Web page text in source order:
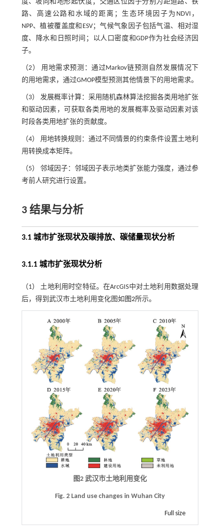
度、坡向和地形起伏度；交通区位因子分别为距道路、铁
路、高速公路和水域的距离；生态环境因子为NDVI，
NPP、植被覆盖度和ESV；气候气象因子包括气温、相对湿
度、降水和日照时间；以人口密度和GDP作为社会经济因
子。
（2） 用地需求预测：通过Markov链预测自然发展情况下
的用地需求，通过GMOP模型预测其他情景下的用地需求。
（3） 发展概率计算：采用随机森林算法挖掘各类用地扩张
和驱动因素，可获取各类用地的发展概率及驱动因素对该
时段各类用地扩张的贡献度。
（4） 用地转换规则：通过不同情景的约束条件设置土地利
用转换成本矩阵。
（5） 邻域因子：邻域因子表示地类扩张能力强度，通过参
考前人研究进行设置。
3 结果与分析
3.1 城市扩张现状及碳排放、碳储量现状分析
3.1.1 城市扩张现状分析
（1） 土地利用时空特征。在ArcGIS中对土地利用数据处理
后，得到武汉市土地利用变化图如 图2所示。
图2 武汉市土地利用变化
Fig. 2 Land use changes in Wuhan City
Full size